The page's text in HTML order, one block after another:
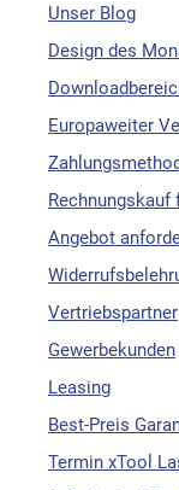
Unser Blog
Design des
Europaweiter
Angebot
Vertriebspartner
Gewerbekunden
Leasing
Best-Preis
Termin xTool